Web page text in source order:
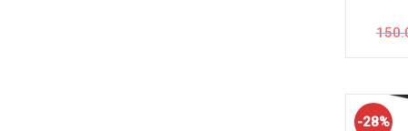
-28%